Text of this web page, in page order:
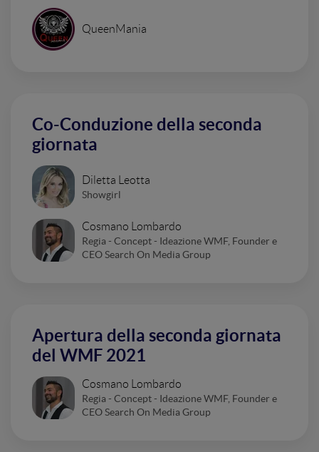
QueenMania
Co-Conduzione della seconda
giornata
Diletta Leotta
Showgirl
Cosmano Lombardo
Regia - Concept - Ideazione WMF, Founder e
CEO Search On Media Group
Apertura della seconda giornata
del WMF 2021
Cosmano Lombardo
Regia - Concept - Ideazione WMF, Founder e
CEO Search On Media Group